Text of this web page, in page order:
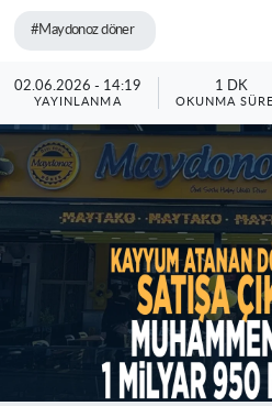
#Maydonoz döner
02.06.2026 - 14:19
YAYINLANMA
1 DK
OKUNMA